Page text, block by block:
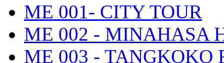
ME 001- CITY TOUR
ME 002 - MINAHASA
ME 003 - TANGKOKO